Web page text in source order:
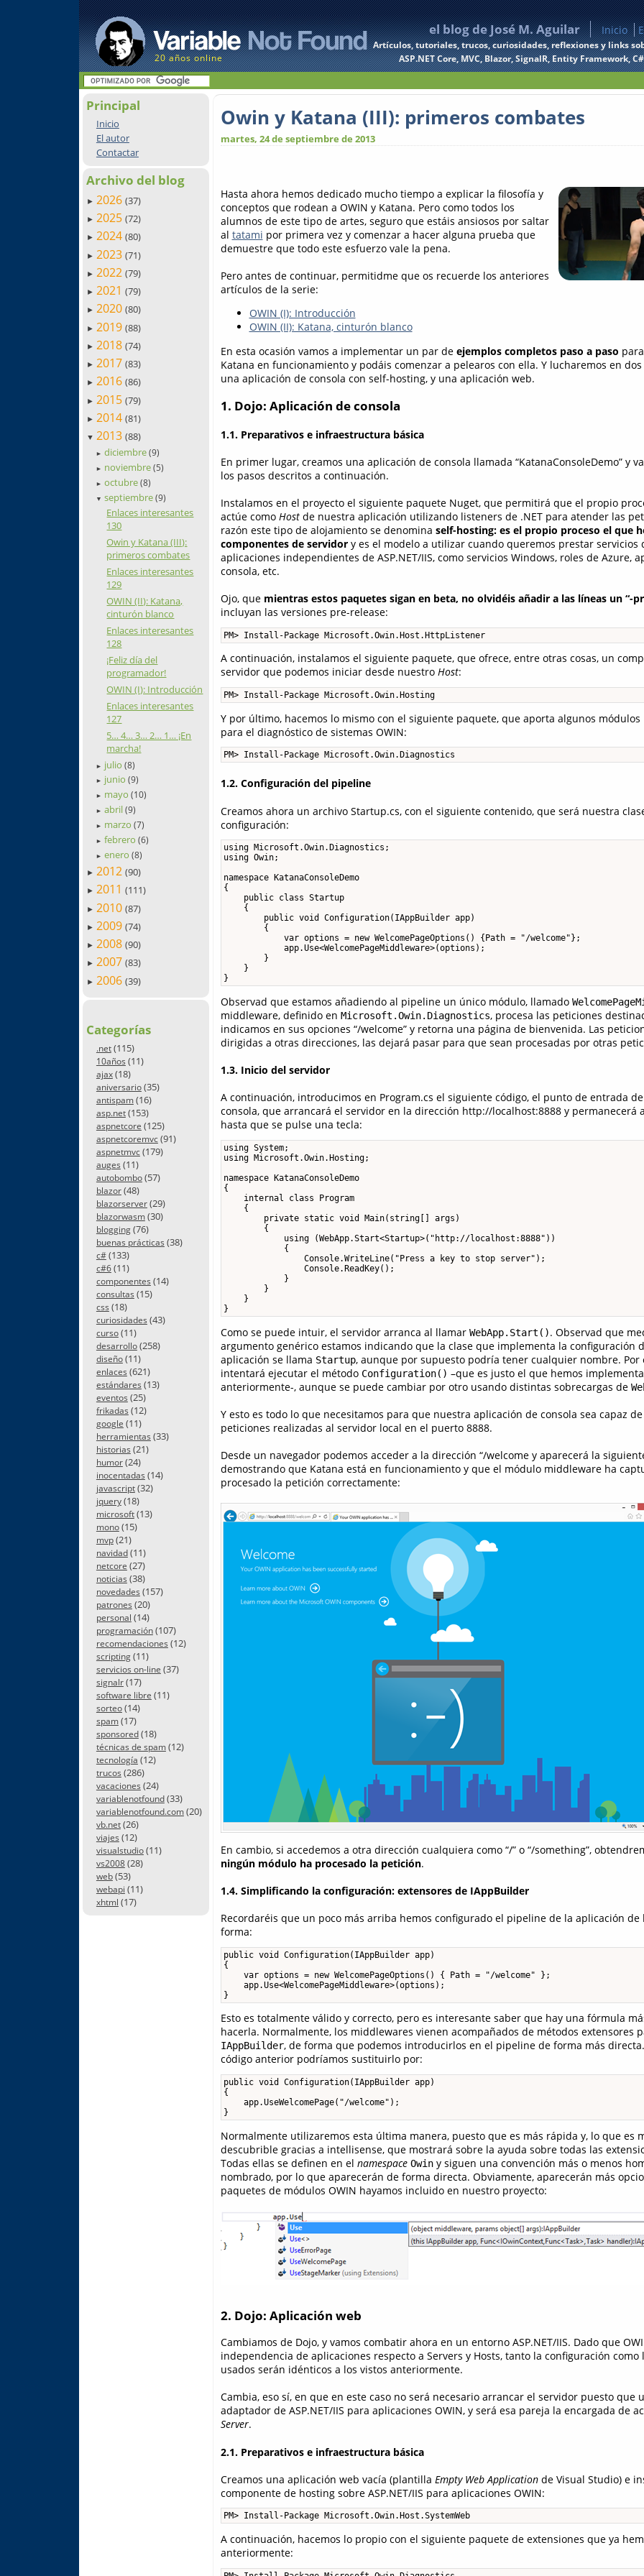
20 años online
el blog de José M. Aguilar Inicio
Artículos, tutoriales, trucos, curiosidades, reflexiones y links
ASP.NET Core, MVC, Blazor, SignalR, Entity Framework,
Principal
Inicio
El autor
Contactar
Archivo del blog
► 2026 (37)
► 2025 (72)
► 2024 (80)
► 2023 (71)
► 2022 (79)
► 2021 (79)
► 2020 (80)
► 2019 (88)
► 2018 (74)
► 2017 (83)
► 2016 (86)
► 2015 (79)
► 2014 (81)
▼ 2013 (88)
► diciembre(9)
► noviembre(5)
► octubre(8)
▼ septiembre(9)
Enlaces interesantes
130
Owin y Katana (III):
primeros combates
Enlaces interesantes
129
OWIN (II): Katana,
cinturón blanco
Enlaces interesantes
128
¡Feliz día del
programador!
OWIN (I): Introducción
Enlaces interesantes
127
5… 4… 3… 2… 1… ¡En
marcha!
► julio(8)
► junio(9)
► mayo(10)
► abril(9)
► marzo(7)
► febrero(6)
► enero(8)
► 2012 (90)
► 2011 (111)
► 2010 (87)
► 2009 (74)
► 2008 (90)
► 2007 (83)
► 2006 (39)
Categorías
.net(115)
10años (11)
ajax(18)
aniversario(35)
antispam(16)
asp.net(153)
aspnetcore (125)
aspnetcoremvc(91)
aspnetmvc(179)
auges (11)
autobombo(57)
blazor(48)
blazorserver(29)
blazorwasm(30)
blogging(76)
buenas prácticas (38)
c#(133)
c#6(11)
componentes (14)
consultas (15)
css (18)
curiosidades (43)
curso(11)
desarrollo(258)
diseño(11)
enlaces (621)
estándares (13)
eventos (25)
frikadas (12)
google (11)
herramientas (33)
historias (21)
humor(24)
inocentadas (14)
javascript(32)
jquery(18)
microsoft(13)
mono(15)
mvp(21)
navidad(11)
netcore (27)
noticias (38)
novedades (157)
patrones (20)
personal (14)
programación(107)
recomendaciones (12)
scripting(11)
servicios on-line (37)
signalr(17)
software libre (11)
sorteo(14)
spam(17)
sponsored(18)
técnicas de spam(12)
tecnología (12)
trucos (286)
vacaciones (24)
variablenotfound(33)
variablenotfound.com(20)
vb.net(26)
viajes (12)
visualstudio(11)
vs2008(28)
web(53)
webapi (11)
xhtml (17)
Owin y Katana (III): primeros combates
martes, 24 de septiembre de 2013
Hasta ahora hemos dedicado mucho tiempo a explicar la filosofía y
conceptos que rodean a OWIN y Katana. Pero como todos los
alumnos de este tipo de artes, seguro que estáis ansiosos por saltar
al tatami por primera vez y comenzar a hacer alguna prueba que
demuestre que todo este esfuerzo vale la pena.
Pero antes de continuar, permitidme que os recuerde los anteriores
artículos de la serie:
OWIN (I): Introducción
OWIN (II): Katana, cinturón blanco
En esta ocasión vamos a implementar un par de ejemplos completos paso a paso
Katana en funcionamiento y podáis comenzar a pelearos con ella. Y lucharemos en dos
una aplicación de consola con self-hosting, y una aplicación web.
1. Dojo: Aplicación de consola
1.1. Preparativos e infraestructura básica
En primer lugar, creamos una aplicación de consola llamada “KatanaConsoleDemo” y
los pasos descritos a continuación.
Instalamos en el proyecto el siguiente paquete Nuget, que permitirá que el propio
actúe como Hostde nuestra aplicación utilizando listeners de .NET para atender las
razón este tipo de alojamiento se denomina self-hosting: es el propio proceso el que
componentes de servidory es el modelo a utilizar cuando queremos prestar servicios
aplicaciones independientes de ASP.NET/IIS, como servicios Windows, roles de Azure,
consola, etc.
Ojo, que mientras estos paquetes sigan en beta, no olvidéis añadir a las líneas un “-
incluyan las versiones pre-release:
PM> Install-Package Microsoft.Owin.Host.HttpListener
A continuación, instalamos el siguiente paquete, que ofrece, entre otras cosas, un
servidor que podemos iniciar desde nuestro Host:
PM> Install-Package Microsoft.Owin.Hosting
Y por último, hacemos lo mismo con el siguiente paquete, que aporta algunos
para el diagnóstico de sistemas OWIN:
PM> Install-Package Microsoft.Owin.Diagnostics
1.2. Configuración del pipeline
Creamos ahora un archivo Startup.cs, con el siguiente contenido, que será nuestra
configuración:
using Microsoft.Owin.Diagnostics;
using Owin;
namespace KatanaConsoleDemo
{
    public class Startup
    {
        public void Configuration(IAppBuilder app)
        {
            var options = new WelcomePageOptions() {Path = "/welcome"};
            app.Use<WelcomePageMiddleware>(options);
        }
    }
}
Observad que estamos añadiendo al pipeline un único módulo, llamado
middleware, definido en Microsoft.Owin.Diagnostics, procesa las peticiones
indicamos en sus opciones “/welcome” y retorna una página de bienvenida. Las
dirigidas a otras direcciones, las dejará pasar para que sean procesadas por otras
1.3. Inicio del servidor
A continuación, introducimos en Program.cs el siguiente código, el punto de entrada
consola, que arrancará el servidor en la dirección http://localhost:8888 y permanecerá
hasta que se pulse una tecla:
using System;
using Microsoft.Owin.Hosting;
namespace KatanaConsoleDemo
{
    internal class Program
    {
        private static void Main(string[] args)
        {
            using (WebApp.Start<Startup>("http://localhost:8888"))
            {
                Console.WriteLine("Press a key to stop server");
                Console.ReadKey();
            }
        }
    }
}
Como se puede intuir, el servidor arranca al llamar WebApp.Start(). Observad que
argumento genérico estamos indicando que la clase que implementa la configuración
aplicación se llama Startup, aunque por supuesto podría tener cualquier nombre. Por
intentará ejecutar el método Configuration() –que es justo el que hemos
anteriormente-, aunque se puede cambiar por otro usando distintas sobrecargas de
Y esto es todo lo que necesitamos para que nuestra aplicación de consola sea capaz
peticiones realizadas al servidor local en el puerto 8888.
Desde un navegador podemos acceder a la dirección “/welcome y aparecerá la
demostrando que Katana está en funcionamiento y que el módulo middleware ha
procesado la petición correctamente:
En cambio, si accedemos a otra dirección cualquiera como “/” o “/something”,
ningún módulo ha procesado la petición.
1.4. Simplificando la configuración: extensores de IAppBuilder
Recordaréis que un poco más arriba hemos configurado el pipeline de la aplicación de
forma:
public void Configuration(IAppBuilder app)
{
    var options = new WelcomePageOptions() { Path = "/welcome" };
    app.Use<WelcomePageMiddleware>(options);
}
Esto es totalmente válido y correcto, pero es interesante saber que hay una fórmula
hacerla. Normalmente, los middlewares vienen acompañados de métodos extensores
IAppBuilder, de forma que podemos introducirlos en el pipeline de forma más directa.
código anterior podríamos sustituirlo por:
public void Configuration(IAppBuilder app)
{
    app.UseWelcomePage("/welcome");
}
Normalmente utilizaremos esta última manera, puesto que es más rápida y, lo que es
descubrible gracias a intellisense, que mostrará sobre la ayuda sobre todas las
Todas ellas se definen en el namespace Owiny siguen una convención más o menos
nombrado, por lo que aparecerán de forma directa. Obviamente, aparecerán más
paquetes de módulos OWIN hayamos incluido en nuestro proyecto:
2. Dojo: Aplicación web
Cambiamos de Dojo, y vamos combatir ahora en un entorno ASP.NET/IIS. Dado que
independencia de aplicaciones respecto a Servers y Hosts, tanto la configuración como
usados serán idénticos a los vistos anteriormente.
Cambia, eso sí, en que en este caso no será necesario arrancar el servidor puesto que
adaptador de ASP.NET/IIS para aplicaciones OWIN, y será esa pareja la encargada de
Server.
2.1. Preparativos e infraestructura básica
Creamos una aplicación web vacía (plantilla Empty Web Applicationde Visual Studio) e
componente de hosting sobre ASP.NET/IIS para aplicaciones OWIN:
PM> Install-Package Microsoft.Owin.Host.SystemWeb
A continuación, hacemos lo propio con el siguiente paquete de extensiones que ya
anteriormente: